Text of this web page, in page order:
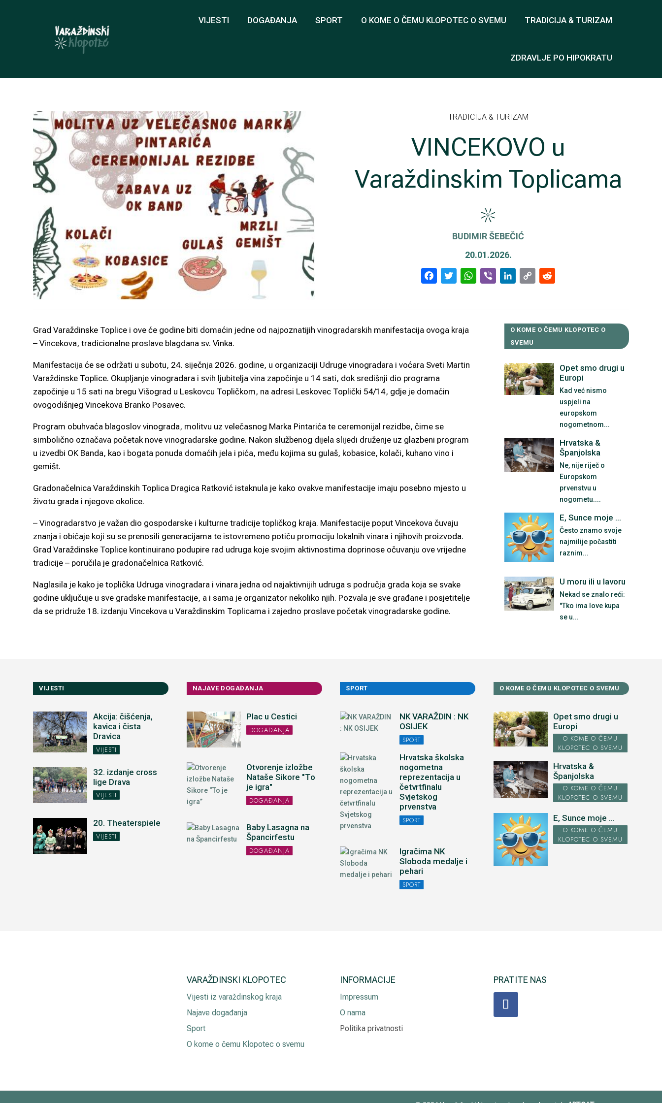
VIJESTI DOGAĐANJA SPORT O KOME O ČEMU KLOPOTEC O SVEMU TRADICIJA & TURIZAM
ZDRAVLJE PO HIPOKRATU
TRADICIJA & TURIZAM
VINCEKOVO u
Varaždinskim Toplicama
BUDIMIR ŠEBEČIĆ
20.01.2026.
Facebook
Twitter
WhatsApp
ViberLinkedIn
Copy
Grad Varaždinske Toplice i ove će godine biti domaćin jedne od najpoznatijih vinogradarskih manifestacija ovoga kraja
– Vincekova, tradicionalne proslave blagdana sv. Vinka.
Manifestacija će se održati u subotu, 24. siječnja 2026. godine, u organizaciji Udruge vinogradara i voćara Sveti Martin
Varaždinske Toplice. Okupljanje vinogradara i svih ljubitelja vina započinje u 14 sati, dok središnji dio programa
započinje u 15 sati na bregu Višograd u Leskovcu Topličkom, na adresi Leskovec Toplički 54/14, gdje je domaćin
ovogodišnjeg Vincekova Branko Posavec.
Program obuhvaća blagoslov vinograda, molitvu uz velečasnog Marka Pintarića te ceremonijal rezidbe, čime se
simbolično označava početak nove vinogradarske godine. Nakon službenog dijela slijedi druženje uz glazbeni program
u izvedbi OK Banda, kao i bogata ponuda domaćih jela i pića, među kojima su gulaš, kobasice, kolači, kuhano vino i
gemišt.
Gradonačelnica Varaždinskih Toplica Dragica Ratković istaknula je kako ovakve manifestacije imaju posebno mjesto u
životu grada i njegove okolice.
– Vinogradarstvo je važan dio gospodarske i kulturne tradicije topličkog kraja. Manifestacije poput Vincekova čuvaju
znanja i običaje koji su se prenosili generacijama te istovremeno potiču promociju lokalnih vinara i njihovih proizvoda.
Grad Varaždinske Toplice kontinuirano podupire rad udruga koje svojim aktivnostima doprinose očuvanju ove vrijedne
tradicije – poručila je gradonačelnica Ratković.
Naglasila je kako je toplička Udruga vinogradara i vinara jedna od najaktivnijih udruga s područja grada koja se svake
godine uključuje u sve gradske manifestacije, a i sama je organizator nekoliko njih. Pozvala je sve građane i posjetitelje
da se pridruže 18. izdanju Vincekova u Varaždinskim Toplicama i zajedno proslave početak vinogradarske godine.
O KOME O ČEMU KLOPOTEC O
SVEMU
Opet smo drugi u
Europi
Kad već nismo
uspjeli na
europskom
nogometnom...
Hrvatska &
Španjolska
Ne, nije riječ o
Europskom
prvenstvu u
nogometu....
E, Sunce moje ...
Često znamo svoje
najmilije počastiti
raznim...
U moru ili u lavoru
Nekad se znalo reći:
"Tko ima love kupa
se u...
VIJESTI
Akcija: čišćenja,
kavica i čista
Dravica
VIJESTI
32. izdanje cross
lige Drava
VIJESTI
20. Theaterspiele
VIJESTI
NAJAVE DOGAĐANJA
Plac u Cestici
DOGAĐANJA
Otvorenje izložbe
Nataše Sikore "To
je igra"
DOGAĐANJA
Baby Lasagna na
Špancirfestu
DOGAĐANJA
SPORT
NK VARAŽDIN : NK
OSIJEK
SPORT
Hrvatska školska
nogometna
reprezentacija u
četvrtfinalu
Svjetskog
prvenstva
SPORT
Igračima NK
Sloboda medalje i
pehari
SPORT
O KOME O ČEMU KLOPOTEC O SVEMU
Opet smo drugi u
Europi
O KOME O ČEMU
KLOPOTEC O SVEMU
Hrvatska &
Španjolska
O KOME O ČEMU
KLOPOTEC O SVEMU
E, Sunce moje ...
O KOME O ČEMU
KLOPOTEC O SVEMU
VARAŽDINSKI KLOPOTEC
Vijesti iz varaždinskog kraja
Najave događanja
Sport
O kome o čemu Klopotec o svemu
INFORMACIJE
Impressum
O nama
Politika privatnosti
PRATITE NAS